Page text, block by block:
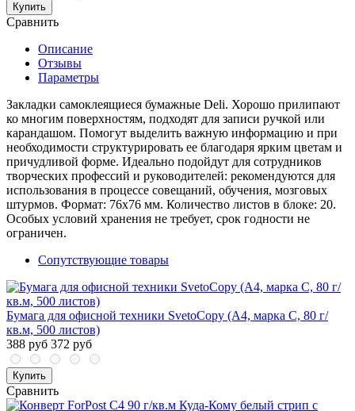
Купить
Сравнить
Описание
Отзывы
Параметры
Закладки самоклеящиеся бумажные Deli. Хорошо прилипают
ко многим поверхностям, подходят для записи ручкой или
карандашом. Помогут выделить важную информацию и при
необходимости структурировать ее благодаря ярким цветам и
причудливой форме. Идеально подойдут для сотрудников
творческих профессий и руководителей: рекомендуются для
использования в процессе совещаний, обучения, мозговых
штурмов. Формат: 76х76 мм. Количество листов в блоке: 20.
Особых условий хранения не требует, срок годности не
ограничен.
Сопутствующие товары
Бумага для офисной техники SvetoCopy (A4, марка C, 80 г/
кв.м, 500 листов)
388 руб 372 руб
Купить
Сравнить